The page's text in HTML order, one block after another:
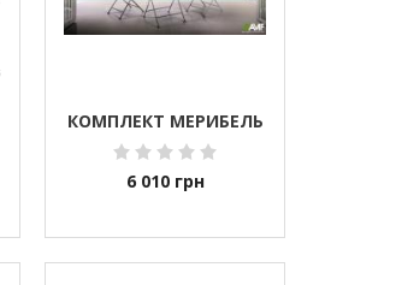
КОМПЛЕКТ МЕРИБЕЛЬ
6 010 грн